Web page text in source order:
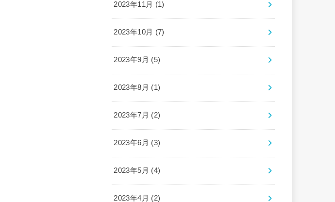
2023年11月 (1)
2023年10月 (7)
2023年9月 (5)
2023年8月 (1)
2023年7月 (2)
2023年6月 (3)
2023年5月 (4)
2023年4月 (2)